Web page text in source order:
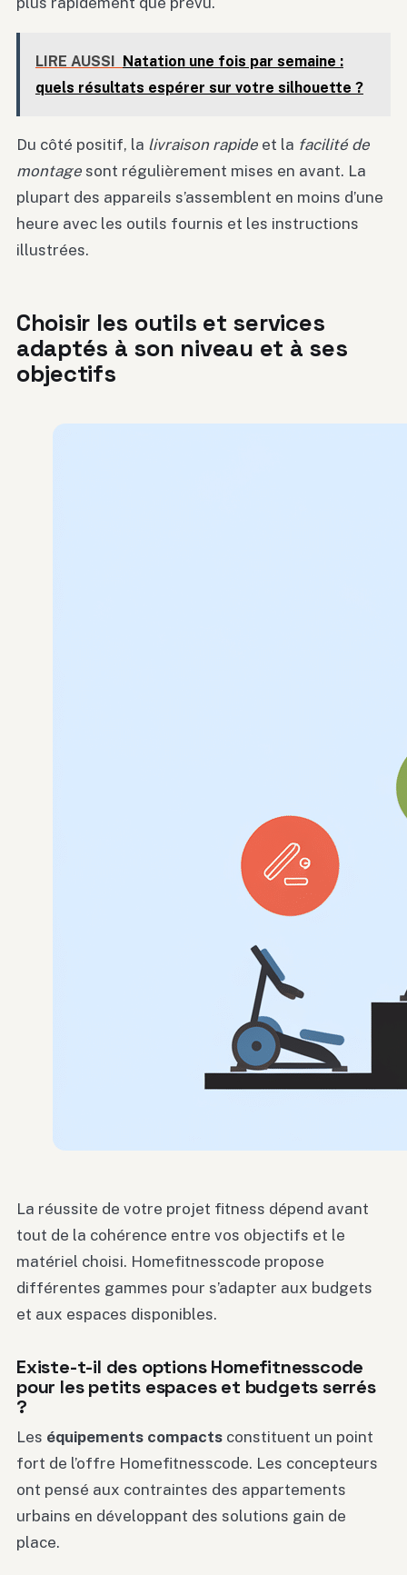
LIRE AUSSI
Natation une fois par semaine :
quels résultats espérer sur votre silhouette ?
Du côté positif, la livraison rapide et la facilité de
montage sont régulièrement mises en avant. La
plupart des appareils s’assemblent en moins d’une
heure avec les outils fournis et les instructions
illustrées.
Choisir les outils et services
adaptés à son niveau et à ses
objectifs
La réussite de votre projet fitness dépend avant
tout de la cohérence entre vos objectifs et le
matériel choisi. Homefitnesscode propose
différentes gammes pour s’adapter aux budgets
et aux espaces disponibles.
Existe-t-il des options Homefitnesscode
pour les petits espaces et budgets serrés
?
Les équipements compacts constituent un point
fort de l’offre Homefitnesscode. Les concepteurs
ont pensé aux contraintes des appartements
urbains en développant des solutions gain de
place.